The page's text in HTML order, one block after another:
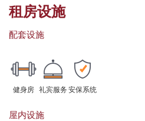
租房设施
配套设施
健身房 礼宾服务安保系统
屋内设施